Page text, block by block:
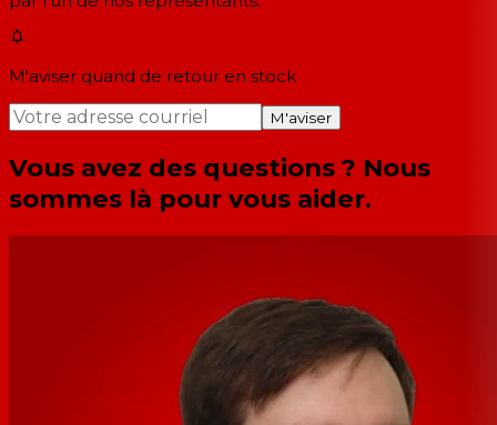
M'aviser quand de retour en stock
M'aviser
Vous avez des questions ? Nous
sommes là pour vous aider.